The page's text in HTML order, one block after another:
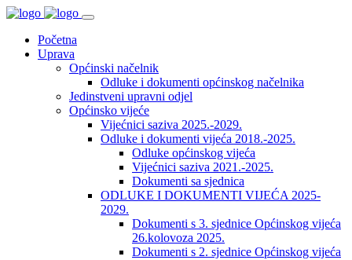
Početna
Uprava
Općinski načelnik
Odluke i dokumenti općinskog načelnika
Jedinstveni upravni odjel
Općinsko vijeće
Vijećnici saziva 2025.-2029.
Odluke i dokumenti vijeća 2018.-2025.
Odluke općinskog vijeća
Vijećnici saziva 2021.-2025.
Dokumenti sa sjednica
ODLUKE I DOKUMENTI VIJEĆA 2025-
2029.
Dokumenti s 3. sjednice Općinskog vijeća
26.kolovoza 2025.
Dokumenti s 2. sjednice Općinskog vijeća